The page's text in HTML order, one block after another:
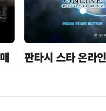
판타시 스타 온라인